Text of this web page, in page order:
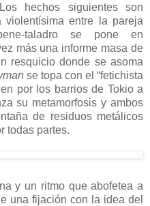
hechos siguientes son
violentísima entre la pareja
taladro se pone en
más una informe masa de
resquicio donde se asoma
se topa con el “fetichista
por los barrios de Tokio a
su metamorfosis y ambos
de residuos metálicos
todas partes.
y un ritmo que abofetea a
una fijación con la idea del